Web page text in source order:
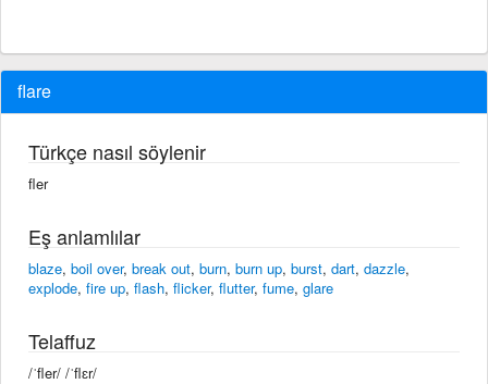
flare
Türkçe nasıl söylenir
fler
Eş anlamlılar
blaze, boil over, break out, burn, burn up, burst, dart, dazzle,
explode, fire up, flash, flicker, flutter, fume, glare
Telaffuz
/ˈfler/ /ˈflɛr/